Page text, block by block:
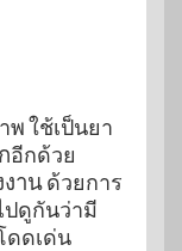
ใช้เป็นยา
อีกด้วย
านด้วยการ
ปดูกันว่ามี
ดดเด่น